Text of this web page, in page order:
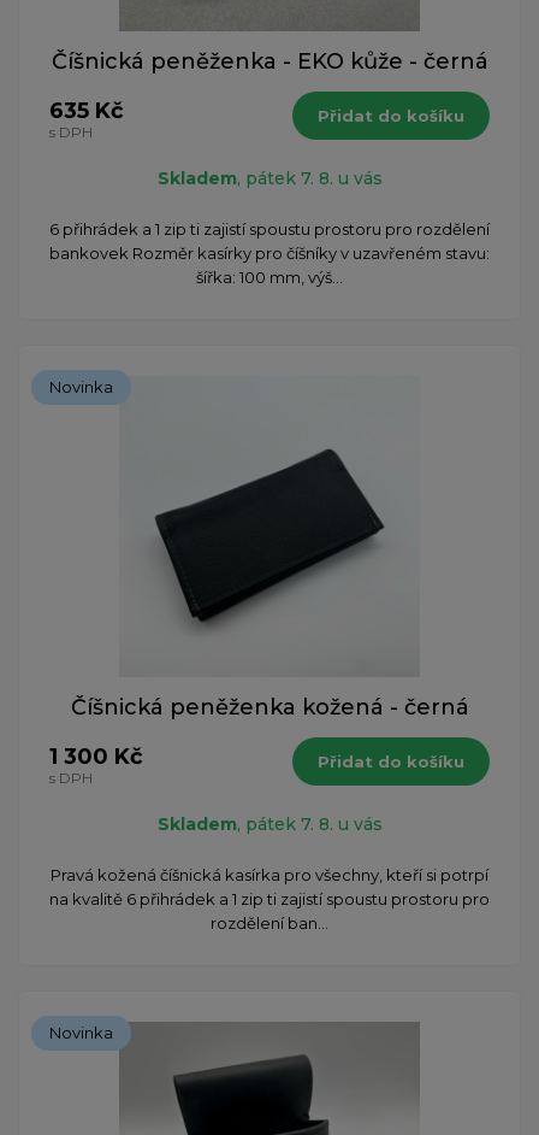
Číšnická peněženka - EKO kůže - černá
635 Kč
s DPH
Přidat do košíku
Skladem, pátek 7. 8. u vás
6 přihrádek a 1 zip ti zajistí spoustu prostoru pro rozdělení
bankovek Rozměr kasírky pro číšníky v uzavřeném stavu:
šířka: 100 mm, výš...
Novinka
Číšnická peněženka kožená - černá
1 300 Kč
s DPH
Přidat do košíku
Skladem, pátek 7. 8. u vás
Pravá kožená číšnická kasírka pro všechny, kteří si potrpí
na kvalitě 6 přihrádek a 1 zip ti zajistí spoustu prostoru pro
rozdělení ban...
Novinka